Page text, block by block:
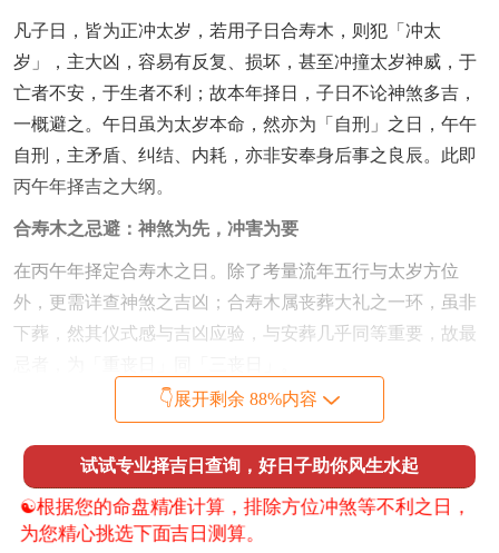
凡子日，皆为正冲太岁，若用子日合寿木，则犯「冲太
岁」，主大凶，容易有反复、损坏，甚至冲撞太岁神威，于
亡者不安，于生者不利；故本年择日，子日不论神煞多吉，
一概避之。午日虽为太岁本命，然亦为「自刑」之日，午午
自刑，主矛盾、纠结、内耗，亦非安奉身后事之良辰。此即
丙午年择吉之大纲。
合寿木之忌避：神煞为先，冲害为要
在丙午年择定合寿木之日。除了考量流年五行与太岁方位
外，更需详查神煞之吉凶；合寿木属丧葬大礼之一环，虽非
下葬，然其仪式感与吉凶应验，与安葬几乎同等重要，故最
重丧日，主重复丧事，若在此日合寿木，恐家中年内再添白
舛，在干支互动测算上须严查日支与流年太岁午支的关系。
太岁为君，不可冒犯。除子午冲之外，丑午相害亦为大忌。
丑午害，主暗算，是非、小人若在此日合寿木，则易引发家
👇展开剩余 88%内容
试试专业择吉日查询，好日子助你风生水起
☯️根据您的命盘精准计算，排除方位冲煞等不利之日，
为您精心挑选下面吉日测算。